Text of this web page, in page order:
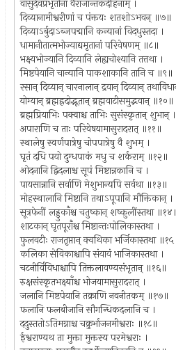
वासुदेवप्रभृतीनां वैराजान्तकदेहिनाम् ।
दिव्यानामीश्वरीणां च पंक्तयः शतशोऽभवन् ॥७॥
दिव्याऽर्बुदाऽब्जपद्मानि कन्यानां विदधुस्तदा ।
धामानीतात्मभोज्याद्यमृतानां परिवेषणम् ॥८॥
भक्ष्यभोज्यानि दिव्यानि लेह्यचोश्यानि तत्तथा ।
मिष्टपेयानि चान्यानि पाकशाकानि तानि च ॥९॥
रसान् दिव्यान् चारनालान् द्रवान् दिव्यान्
योग्यान् ब्रह्मह्रदोद्भूतान् ब्रह्मवाटीसमुद्भवान् ॥१०॥
ब्रह्मप्रियाभिः पक्वाश्च ताभिः सुसंस्कृतान् शुभान् ।
अपाराणि च ताः परिवेषयामासुरादरात् ॥११॥
स्थालेषु स्वर्णपात्रेषु चोपपात्रेषु वै शुभम् ।
घृतं दधि पयो दुग्धपाकं मधु च शर्कराम् ॥१२॥
ओदनानि द्विदलाश्च सूपं मिष्टान्नकानि च ।
पायसान्नानि सर्वाणि मेशुभान्यपि सर्वथा ॥१३॥
मोहस्थालानि मिष्टानि तथाऽपूपानि मौक्तिकान् ।
सूत्रफेनीं लड्डुकाँश्च चतुष्कान् शष्कुलींस्तथा
शाटकान् घृतपूराँश्च मिष्टान्तःपोलिकास्तथा ।
फुलवटीः राजतृप्तान् क्वथिका भर्जिकास्तथा
कलिका सेविकाश्चापि संयावं भाजिकास्तथा ।
चटनीर्विविधाश्चापि तिक्तलावण्यसंभृतान् ॥१६॥
रुक्षसंस्कृतभक्ष्याँश्च भोजयामासुरादरात् ।
जलानि मिष्टपेयानि तक्राणि नवनीतकम् ॥१७॥
फलानि फलबीजानि सौगन्धिकदलानि च ।
ददुस्ततोऽतिमग्नाश्च चक्रुर्भाजनमीश्वराः ॥१८॥
ईश्वराण्यथ ता मुक्ता मुक्तस्य परमेश्वराः ।